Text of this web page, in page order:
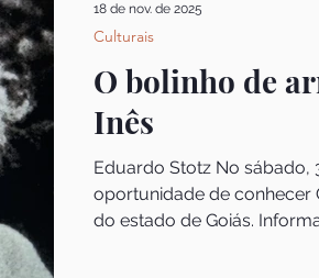
O bolinho de
Inês
Eduardo Stotz No sábado,
oportunidade de conhecer
do estado de Goiás.
Culturais
18 de nov. de 2025